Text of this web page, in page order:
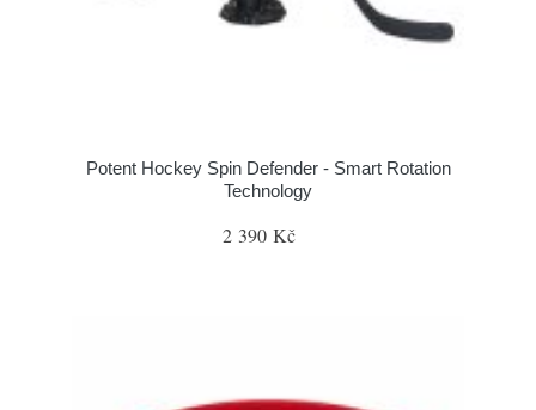
Potent Hockey Spin Defender - Smart Rotation
Technology
2 390 Kč